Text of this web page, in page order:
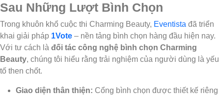
Sau Những Lượt Bình Chọn
Trong khuôn khổ cuộc thi Charming Beauty, Eventista đã triển
khai giải pháp 1Vote – nền tảng bình chọn hàng đầu hiện nay.
Với tư cách là đối tác công nghệ bình chọn Charming
Beauty, chúng tôi hiểu rằng trải nghiệm của người dùng là yếu
tố then chốt.
Giao diện thân thiện: Cổng bình chọn được thiết kế riêng